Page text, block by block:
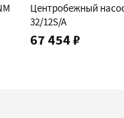
Центробежный
32/12S/A
67 454 ₽